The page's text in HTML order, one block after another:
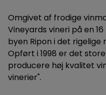
Omgivet af frodige
Vineyards vineri på en
byen Ripon i det rigelige
Opført i 1998 er det
producere høj kvalitet
vinerier".